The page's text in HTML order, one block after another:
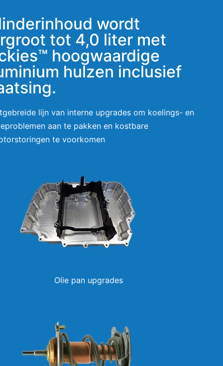
wordt
tot 4,0 liter met
hoogwaardige
hulzen inclusief
lijn van interne upgrades om koelings- en
aan te pakken en kostbare
te voorkomen
Olie pan upgrades